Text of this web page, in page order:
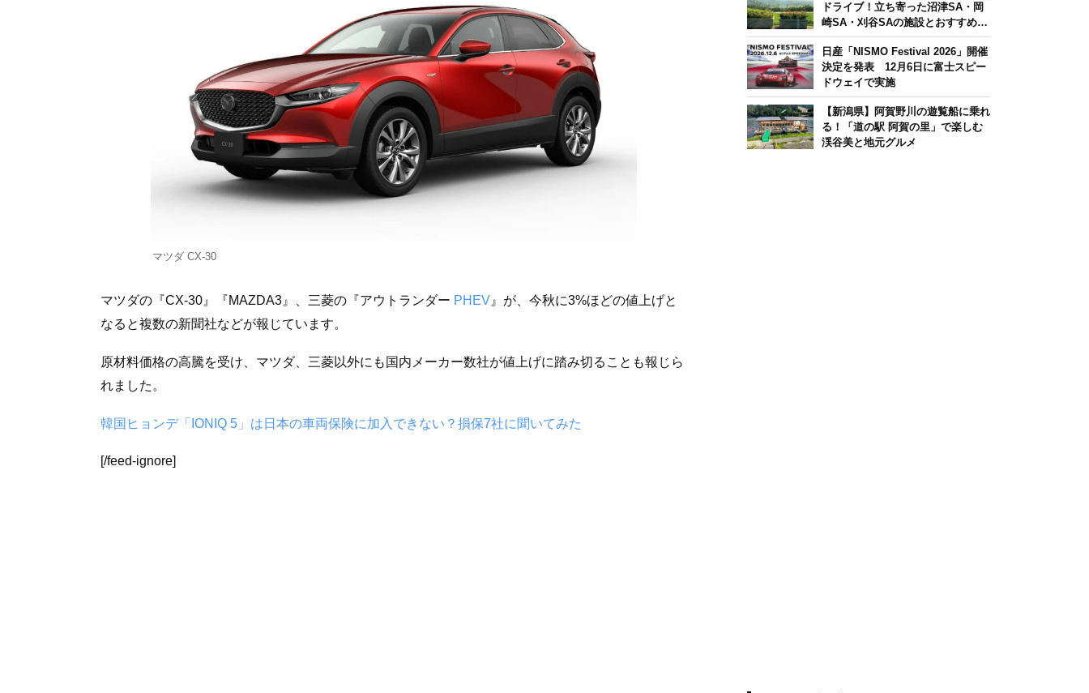
マツダ CX-30
マツダの『CX-30』『MAZDA3』、三菱の『アウトランダー PHEV 』が、今秋に3%ほどの値上げと
なると複数の新聞社などが報じています。
原材料価格の高騰を受け、マツダ、三菱以外にも国内メーカー数社が値上げに踏み切ることも報じら
れました。
韓国ヒョンデ「IONIQ 5」は日本の車両保険に加入できない？損保7社に聞いてみた
[/feed-ignore]
ドライブ！立ち寄った沼津SA・岡
崎SA・刈谷SAの施設とおすすめグ
ルメを紹介
日産「NISMO Festival 2026」開催
決定を発表 12月6日に富士スピー
ドウェイで実施
【新潟県】阿賀野川の遊覧船に乗れ
る！「道の駅 阿賀の里」で楽しむ
渓谷美と地元グルメ